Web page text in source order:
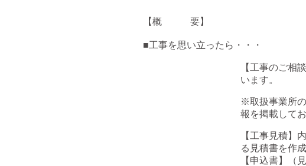
【概 要】
■工事を思い立ったら・・・
【工事のご相
います。
※取扱事業所
報を掲載して
【工事見積】
る見積書を作
【申込書】（